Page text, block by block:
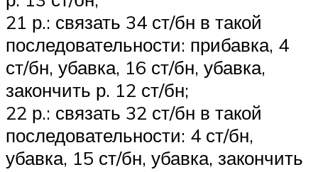
21 р.: связать 34 ст/бн в такой
последовательности: прибавка, 4
ст/бн, убавка, 16 ст/бн, убавка,
закончить р. 12 ст/бн;
22 р.: связать 32 ст/бн в такой
последовательности: 4 ст/бн,
убавка, 15 ст/бн, убавка, закончить